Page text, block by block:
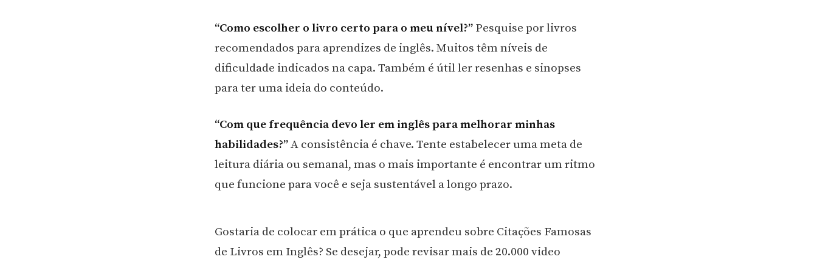
“Como escolher o livro certo para o meu nível?”Pesquise por livros
recomendados para aprendizes de inglês. Muitos têm níveis de
dificuldade indicados na capa. Também é útil ler resenhas e sinopses
para ter uma ideia do conteúdo.
“Com que frequência devo ler em inglês para melhorar minhas
habilidades?”A consistência é chave. Tente estabelecer uma meta de
leitura diária ou semanal, mas o mais importante é encontrar um ritmo
que funcione para você e seja sustentável a longo prazo.
Gostaria de colocar em prática o que aprendeu sobre Citações Famosas
de Livros em Inglês? Se desejar, pode revisar mais de 20.000 video